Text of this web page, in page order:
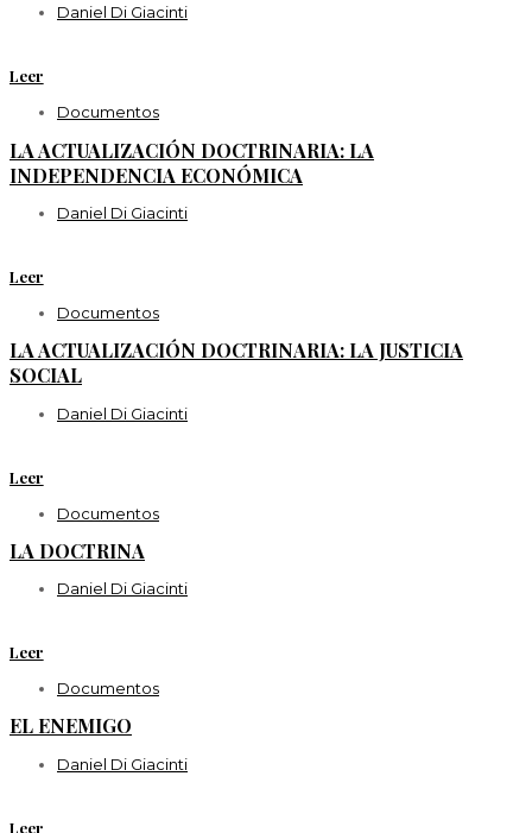
Daniel Di Giacinti
Leer
Documentos
LA ACTUALIZACIÓN DOCTRINARIA: LA
INDEPENDENCIA ECONÓMICA
Daniel Di Giacinti
Leer
Documentos
LA ACTUALIZACIÓN DOCTRINARIA: LA JUSTICIA
SOCIAL
Daniel Di Giacinti
Leer
Documentos
LA DOCTRINA
Daniel Di Giacinti
Leer
Documentos
EL ENEMIGO
Daniel Di Giacinti
Leer